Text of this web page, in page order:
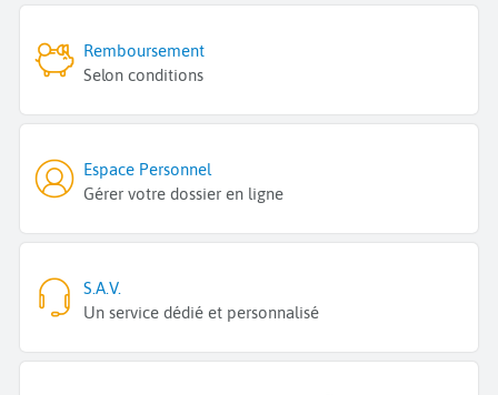
Remboursement
Selon conditions
Espace Personnel
Gérer votre dossier en ligne
S.A.V.
Un service dédié et personnalisé